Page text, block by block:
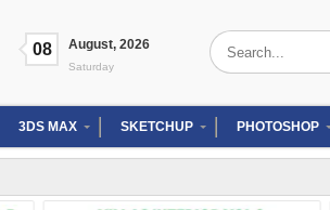
08 August, 2026
Saturday
Search
for:
3DS MAX SKETCHUP PHOTOSHOP